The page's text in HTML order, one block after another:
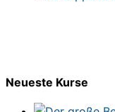
Neueste Kurse